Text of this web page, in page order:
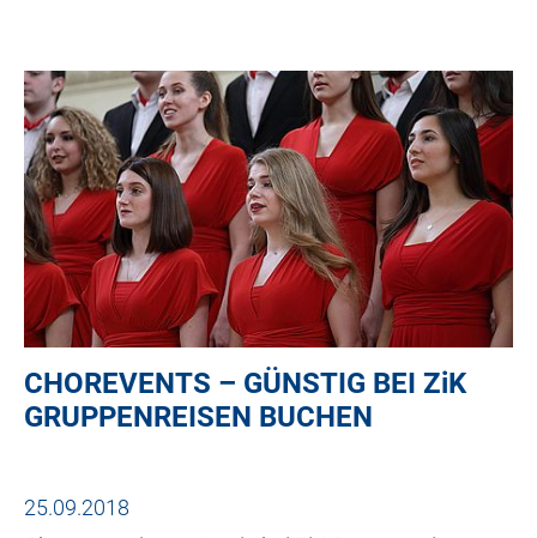
CHOREVENTS – GÜNSTIG BEI ZiK
GRUPPENREISEN BUCHEN
25.09.2018